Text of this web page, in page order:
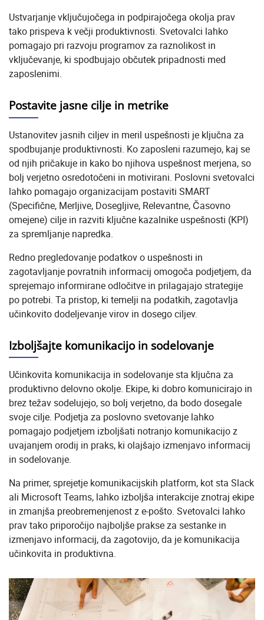
Ustvarjanje vključujočega in podpirajočega okolja prav
tako prispeva k večji produktivnosti. Svetovalci lahko
pomagajo pri razvoju programov za raznolikost in
vključevanje, ki spodbujajo občutek pripadnosti med
zaposlenimi.
Postavite jasne cilje in metrike
Ustanovitev jasnih ciljev in meril uspešnosti je ključna za
spodbujanje produktivnosti. Ko zaposleni razumejo, kaj se
od njih pričakuje in kako bo njihova uspešnost merjena, so
bolj verjetno osredotočeni in motivirani. Poslovni svetovalci
lahko pomagajo organizacijam postaviti SMART
(Specifične, Merljive, Dosegljive, Relevantne, Časovno
omejene) cilje in razviti ključne kazalnike uspešnosti (KPI)
za spremljanje napredka.
Redno pregledovanje podatkov o uspešnosti in
zagotavljanje povratnih informacij omogoča podjetjem, da
sprejemajo informirane odločitve in prilagajajo strategije
po potrebi. Ta pristop, ki temelji na podatkih, zagotavlja
učinkovito dodeljevanje virov in dosego ciljev.
Izboljšajte komunikacijo in sodelovanje
Učinkovita komunikacija in sodelovanje sta ključna za
produktivno delovno okolje. Ekipe, ki dobro komunicirajo in
brez težav sodelujejo, so bolj verjetno, da bodo dosegale
svoje cilje. Podjetja za poslovno svetovanje lahko
pomagajo podjetjem izboljšati notranjo komunikacijo z
uvajanjem orodij in praks, ki olajšajo izmenjavo informacij
in sodelovanje.
Na primer, sprejetje komunikacijskih platform, kot sta Slack
ali Microsoft Teams, lahko izboljša interakcije znotraj ekipe
in zmanjša preobremenjenost z e-pošto. Svetovalci lahko
prav tako priporočijo najboljše prakse za sestanke in
izmenjavo informacij, da zagotovijo, da je komunikacija
učinkovita in produktivna.